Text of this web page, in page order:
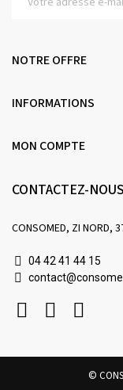
NOTRE OFFRE
INFORMATIONS
MON COMPTE
CONTACTEZ-NOUS
CONSOMED, ZI NORD,
04 42 41 44 15
©